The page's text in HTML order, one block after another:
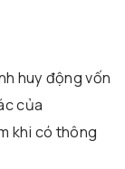
huy động vốn
của
khi có thông